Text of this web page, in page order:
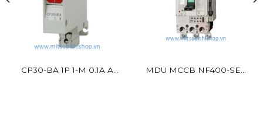
CP30-BA 1P 1-M 0.1A A
MDU MCCB NF400-SEV